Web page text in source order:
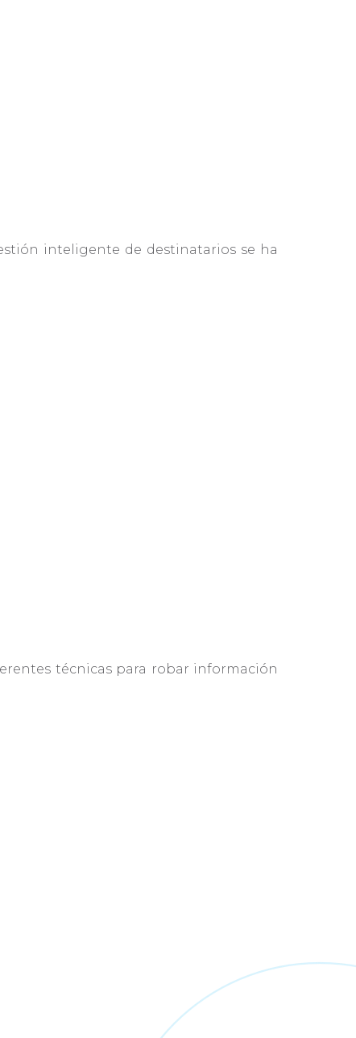
inteligente de destinatarios se ha
técnicas para robar información